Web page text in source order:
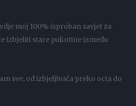
moj 100% isproban savjet za
izbjeliti stare pukotine između
sve, od izbjeljivača preko octa do